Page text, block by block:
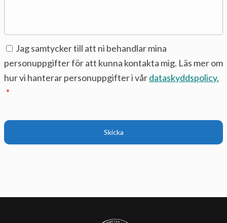
Samtycke *
Jag samtycker till att ni behandlar mina
personuppgifter för att kunna kontakta mig. Läs mer om
hur vi hanterar personuppgifter i vårdataskyddspolicy.
*